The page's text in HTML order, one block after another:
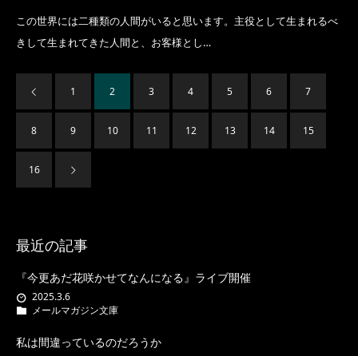
この世界には二種類の人間がいると思います。主役として生まれるべ
きして生まれてきた人間と、お客様とし…
1 2 3 4 5 6 7
8 9 10 11 12 13 14 15
16
最近の記事
『今更あだ花咲かせてなんになる』ライブ開催
2025.3.6
メールマガジン文庫
私は間違っているのだろうか